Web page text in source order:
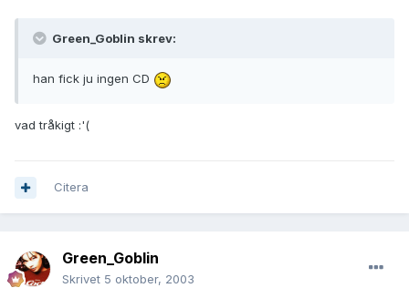
Green_Goblin skrev:
han fick ju ingen CD
vad tråkigt :'(
Citera
Green_Goblin
Skrivet 5 oktober, 2003